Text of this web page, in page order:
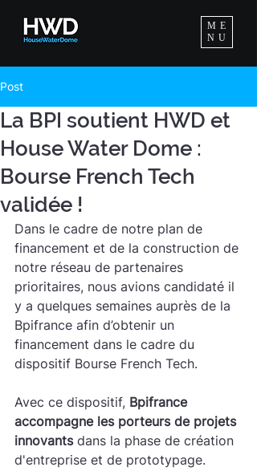
ME
NU
Post
La BPI soutient HWD et
House Water Dome :
Bourse French Tech
validée !
Dans le cadre de notre plan de
financement et de la construction de
notre réseau de partenaires
prioritaires, nous avions candidaté il
y a quelques semaines auprès de la
Bpifrance afin d’obtenir un
financement dans le cadre du
dispositif Bourse French Tech.
Avec ce dispositif, Bpifrance
accompagne les porteurs de projets
innovants dans la phase de création
d'entreprise et de prototypage.